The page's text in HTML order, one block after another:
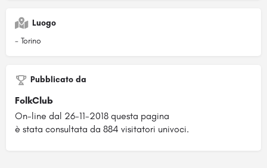
Luogo
- Torino
Pubblicato da
FolkClub
On-line dal 26-11-2018 questa pagina
è stata consultata da 884 visitatori univoci.